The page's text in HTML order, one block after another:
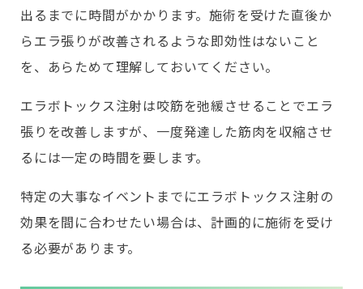
出るまでに時間がかかります。施術を受けた直後か
らエラ張りが改善されるような即効性はないこと
を、あらためて理解しておいてください。
エラボトックス注射は咬筋を弛緩させることでエラ
張りを改善しますが、一度発達した筋肉を収縮させ
るには一定の時間を要します。
特定の大事なイベントまでにエラボトックス注射の
効果を間に合わせたい場合は、計画的に施術を受け
る必要があります。